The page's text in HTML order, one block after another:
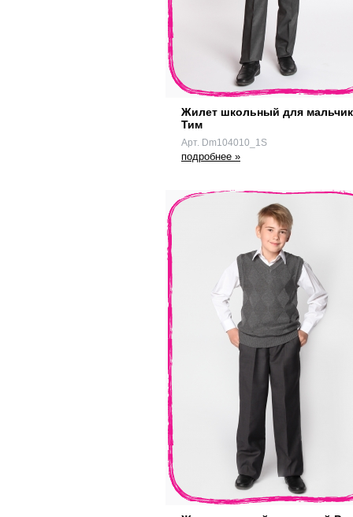
Жилет школьный для
Тим
Арт. Dm104010_1S
подробнее »